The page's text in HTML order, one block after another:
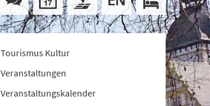
Tourismus Kultur
Veranstaltungen
Veranstaltungskalender